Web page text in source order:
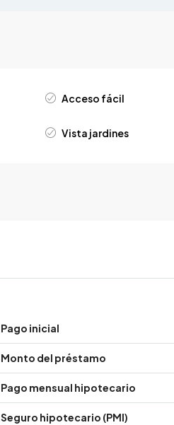
Acceso fácil
Vista jardines
Pago inicial
Monto del préstamo
Pago mensual hipotecario
Seguro hipotecario (PMI)